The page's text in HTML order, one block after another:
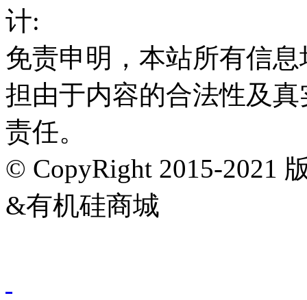
计:
免责申明，本站所有信
担由于内容的合法性及
责任。
© CopyRight 2015-2021
&有机硅商城